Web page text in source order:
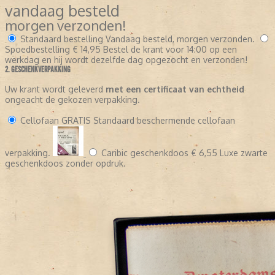
vandaag besteld
morgen verzonden!
Standaard bestelling Vandaag besteld, morgen verzonden.
Spoedbestelling € 14,95 Bestel de krant voor 14:00 op een
werkdag en hij wordt dezelfde dag opgezocht en verzonden!
2. GESCHENKVERPAKKING
Uw krant wordt geleverd met een certificaat van echtheid
ongeacht de gekozen verpakking.
Cellofaan GRATIS Standaard beschermende cellofaan
verpakking. Caribic geschenkdoos € 6,55 Luxe zwarte
geschenkdoos zonder opdruk.